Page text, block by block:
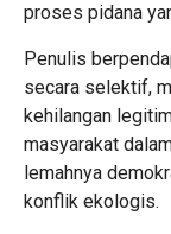
proses pidana
Penulis
secara selektif,
kehilangan
masyarakat
lemahnya
konflik ekologis.